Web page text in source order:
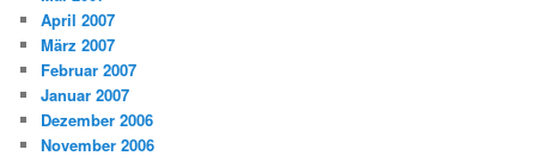
April 2007
März 2007
Februar 2007
Januar 2007
Dezember 2006
November 2006